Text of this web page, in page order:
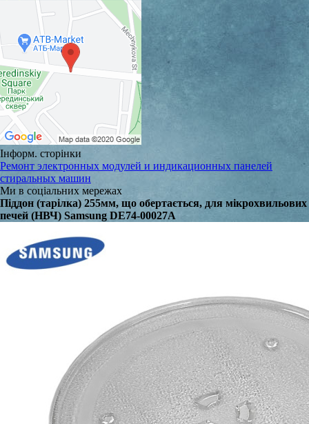
Інформ. сторінки
Ремонт электронных модулей и индикационных панелей
стиральных машин
Ми в соціальних мережах
Піддон (тарілка) 255мм, що обертається, для мікрохвильових
печей (НВЧ) Samsung DE74-00027A